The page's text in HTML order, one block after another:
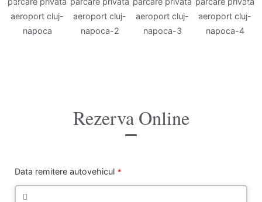
Rezerva Online
Data remitere autovehicul *